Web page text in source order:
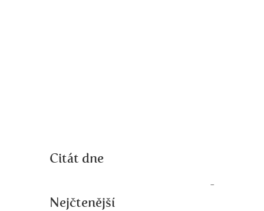
Citát dne
Nejčtenější